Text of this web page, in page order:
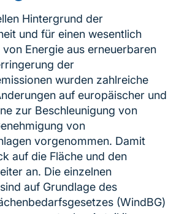
Hintergrund der
und für einen wesentlich
Energie aus erneuerbaren
der
wurden zahlreiche
auf europäischer und
zur Beschleunigung von
von
vorgenommen. Damit
auf die Fläche und den
an. Die einzelnen
auf Grundlage des
(WindBG)